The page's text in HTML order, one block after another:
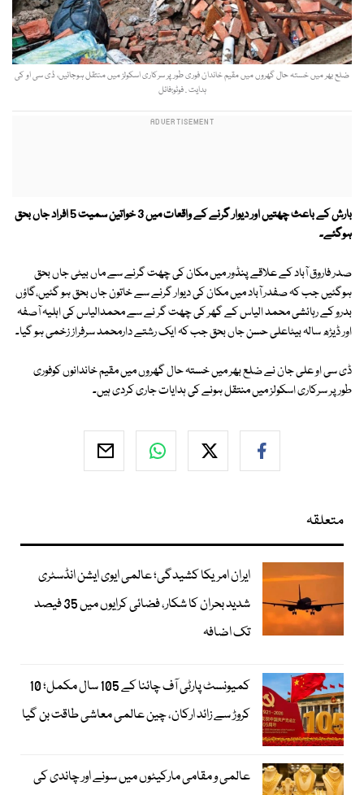
ضلع بھر میں خستہ حال گھروں میں مقیم خاندان فوری طورپر سرکاری اسکولز میں منتقل ہوجائیں، ڈی سی او کی
ہدایت . فوٹو:فائل
بارش کے باعث چھتیں اور دیوار گرنے کے واقعات میں 3 خواتین سمیت 5 افراد جاں بحق
ہوگئے۔
صدر فاروق آباد کے علاقے پنڈور میں مکان کی چھت گرنے سے ماں بیٹی جاں بحق
ہوگئیں جب کہ صفدر آباد میں مکان کی دیوار گرنے سے خاتون جاں بحق ہو گئیں،گاؤں
بدرو کے رہائشی محمد الیاس کے گھر کی چھت گر نے سے محمدالیاس کی اہلیہ آصفہ
اور ڈیڑھ سالہ بیٹاعلی حسن جاں بحق جب کہ ایک رشتے دارمحمد سرفراز زخمی ہو گیا۔
ڈی سی او علی جان نے ضلع بھر میں خستہ حال گھروں میں مقیم خاندانوں کوفوری
طورپر سرکاری اسکولز میں منتقل ہونے کی ہدایات جاری کردی ہیں۔
متعلقہ
ایران امریکا کشیدگی؛ عالمی ایوی ایشن انڈسٹری
شدید بحران کا شکار، فضائی کرایوں میں 35 فیصد
تک اضافہ
کمیونسٹ پارٹی آف چائنا کے 105 سال مکمل؛ 10
کروڑ سے زائد ارکان، چین عالمی معاشی طاقت بن گیا
عالمی و مقامی مارکیٹوں میں سونے اور چاندی کی